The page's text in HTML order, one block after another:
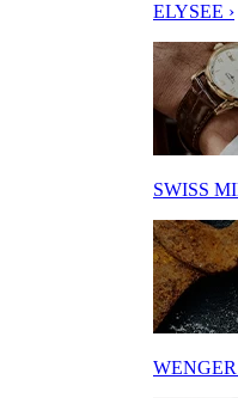
ELYSEE ›
SWISS
WENGER